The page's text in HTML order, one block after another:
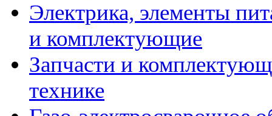
Электрика, элементы
и комплектующие
Запчасти и
технике